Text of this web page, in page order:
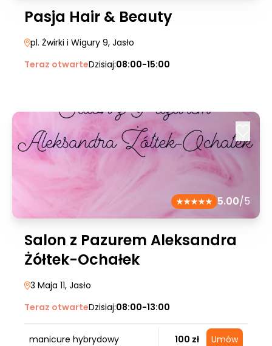
Pasja Hair & Beauty
pl. Żwirki i Wigury 9, Jasło
Teraz otwarteDzisiaj:08:00-15:00
5.00/5
Salon z Pazurem Aleksandra
Żółtek-Ochałek
3 Maja 11, Jasło
Teraz otwarteDzisiaj:08:00-13:00
manicure hybrydowy 100 zł Umów